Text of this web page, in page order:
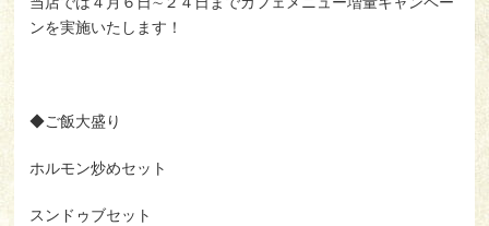
よくある質問
プライバシーポリシー
会社概要
ンを実施いたします！
◆ご飯大盛り
ホルモン炒めセット
スンドゥブセット